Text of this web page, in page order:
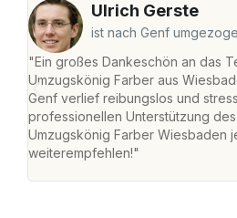
Ulrich Gerste
ist nach Genf
"Ein großes Dankeschön an das
Umzugskönig Farber aus
Genf verlief reibungslos und
professionellen Unterstützung des
Umzugskönig Farber Wiesbaden
weiterempfehlen!"